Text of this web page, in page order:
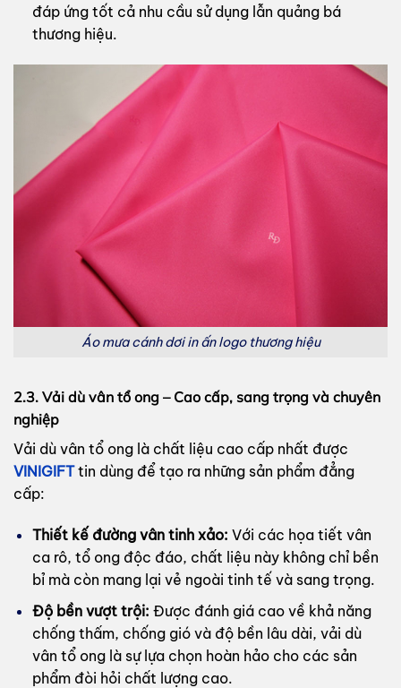
đáp ứng tốt cả nhu cầu sử dụng lẫn quảng bá
thương hiệu.
Áo mưa cánh dơi in ấn logo thương hiệu
2.3. Vải dù vân tổ ong – Cao cấp, sang trọng và chuyên
nghiệp
Vải dù vân tổ ong là chất liệu cao cấp nhất được
VINIGIFTtin dùng để tạo ra những sản phẩm đẳng
cấp:
Thiết kế đường vân tinh xảo: Với các họa tiết vân
ca rô, tổ ong độc đáo, chất liệu này không chỉ bền
bỉ mà còn mang lại vẻ ngoài tinh tế và sang trọng.
Độ bền vượt trội: Được đánh giá cao về khả năng
chống thấm, chống gió và độ bền lâu dài, vải dù
vân tổ ong là sự lựa chọn hoàn hảo cho các sản
phẩm đòi hỏi chất lượng cao.